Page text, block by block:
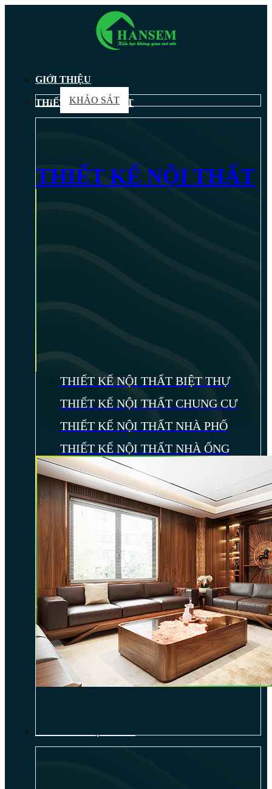
GIỚI THIỆU
KHẢO SÁT
THIẾT KẾ NỘI THẤT
THIẾT KẾ NỘI THẤT
THIẾT KẾ NỘI THẤT BIỆT THỰ
THIẾT KẾ NỘI THẤT CHUNG CƯ
THIẾT KẾ NỘI THẤT NHÀ PHỐ
THIẾT KẾ NỘI THẤT NHÀ ỐNG